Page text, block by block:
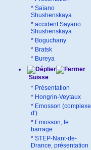
* Saïano
Shushenskaya
* accident Sayano
Shushenskaya
* Boguchany
* Bratsk
* Bureya
Suisse
* Présentation
* Hongrin-Veytaux
* Emosson (complexe
d')
* Emosson, le
barrage
* STEP-Nant-de-
Drance, présentation